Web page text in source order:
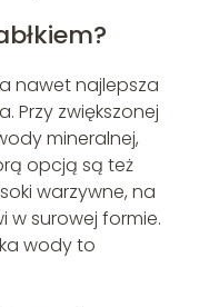
nawet najlepsza
Przy zwiększonej
mineralnej,
opcją są też
warzywne, na
w surowej formie.
wody to